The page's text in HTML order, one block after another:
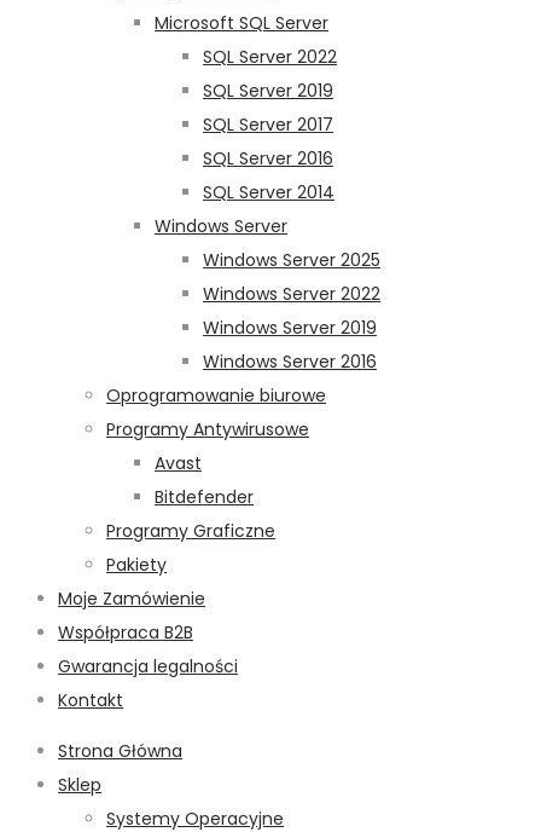
Microsoft SQL Server
SQL Server 2022
SQL Server 2019
SQL Server 2017
SQL Server 2016
SQL Server 2014
Windows Server
Windows Server 2025
Windows Server 2022
Windows Server 2019
Windows Server 2016
Oprogramowanie biurowe
Programy Antywirusowe
Avast
Bitdefender
Programy Graficzne
Pakiety
Moje Zamówienie
Współpraca B2B
Gwarancja legalności
Kontakt
Strona Główna
Sklep
Systemy Operacyjne